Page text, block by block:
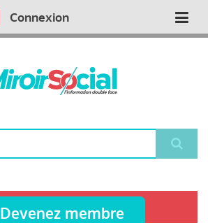
Connexion
Devenez membre